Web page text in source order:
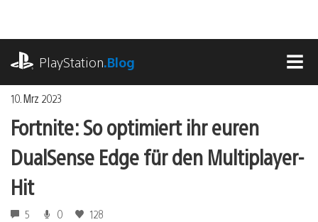
springen
PlayStation.Blog
10. Mrz 2023
Fortnite: So optimiert ihr euren
DualSense Edge für den Multiplayer-
Hit
5 0 128